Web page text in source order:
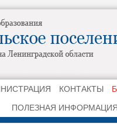
КОНТАКТЫ
ПОЛЕЗНАЯ